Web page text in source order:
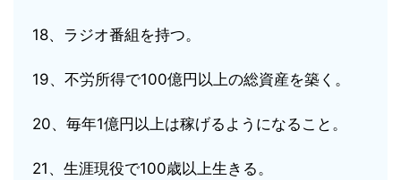
18、ラジオ番組を持つ。
19、不労所得で100億円以上の総資産を築く。
20、毎年1億円以上は稼げるようになること。
21、生涯現役で100歳以上生きる。